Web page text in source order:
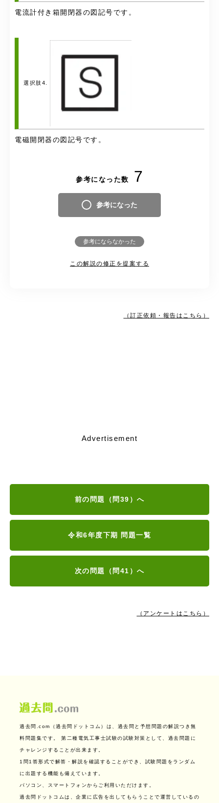
電流計付き箱開閉器の図記号です。
選択肢4.
電磁開閉器の図記号です。
参考になった数 7
参考になった
参考にならなかった
この解説の修正を提案する
（訂正依頼・報告はこちら）
Advertisement
前の問題（問39）へ
令和6年度下期 問題一覧
次の問題（問41）へ
（アンケートはこちら）
過去問.com（過去問ドットコム）は、過去問と予想問題の解説つき無
料問題集です。 第二種電気工事士試験の試験対策として、過去問題に
チャレンジすることが出来ます。
1問1答形式で解答・解説を確認することができ、試験問題をランダム
に出題する機能も備えています。
パソコン、スマートフォンからご利用いただけます。
過去問ドットコムは、企業に広告を出してもらうことで運営しているの